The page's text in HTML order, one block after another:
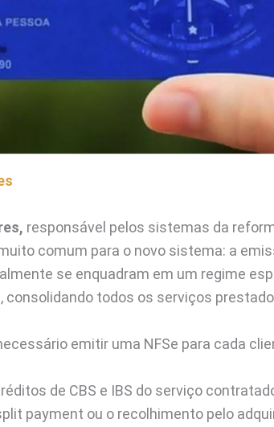
responsável pelos sistemas da
comum para o novo sistema: a
se enquadram em um regime
consolidando todos os serviços
emitir uma NFSe para cada
de CBS e IBS do serviço
payment ou o recolhimento pelo